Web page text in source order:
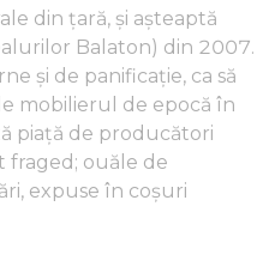
din țară, și așteaptă
Balaton) din 2007.
și de panificație, ca să
mobilierul de epocă în
piață de producători
fraged; ouăle de
expuse în coșuri